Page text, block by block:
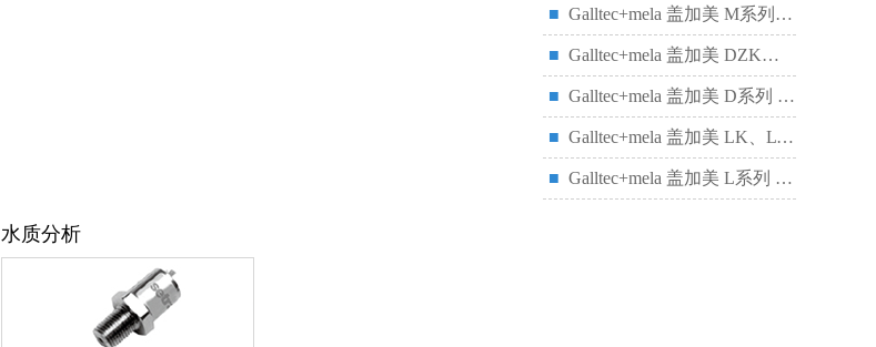
■ Galltec+mela 盖加美 M系列 迷你型 温湿度变送器
■ Galltec+mela 盖加美 DZK型温湿度变送器
■ Galltec+mela 盖加美 D系列 全能型温湿度变送器
■ Galltec+mela 盖加美 LK、LW 温湿度变送器
■ Galltec+mela 盖加美 L系列 温湿度变送器
水质分析